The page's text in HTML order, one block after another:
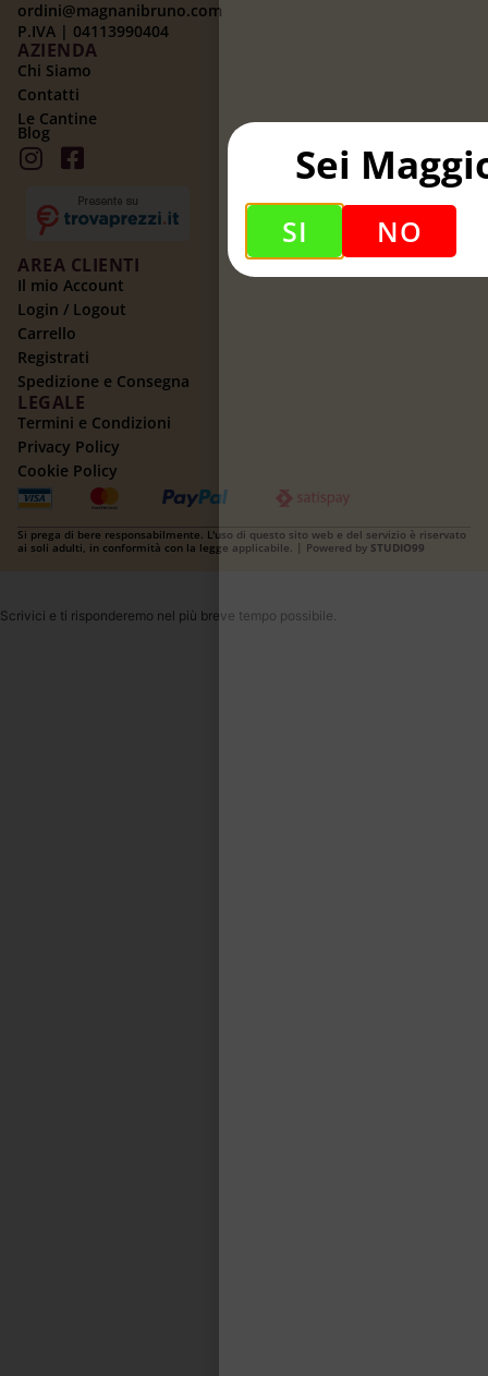
ordini@magnanibruno.com
P.IVA | 04113990404
AZIENDA
Chi Siamo
Contatti
Le Cantine
Blog
AREA CLIENTI
Il mio Account
Login / Logout
Carrello
Registrati
Spedizione e Consegna
LEGALE
Termini e Condizioni
Privacy Policy
Cookie Policy
Si prega di bere responsabilmente. L'uso di questo sito web e del servizio è riservato
ai soli adulti, in conformità con la legge applicabile. | Powered by STUDIO99
Scrivici e ti risponderemo nel più breve tempo possibile.
Sei
SI NO